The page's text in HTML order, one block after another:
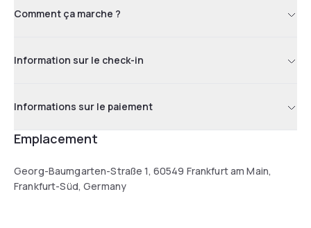
Comment ça marche ?
Information sur le check-in
Informations sur le paiement
Emplacement
Georg-Baumgarten-Straße 1, 60549 Frankfurt am Main,
Frankfurt-Süd, Germany